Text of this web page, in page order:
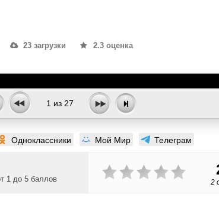
23 загрузки 2.3 оценка
1 из 27
Одноклассники Мой Мир Телеграм
1 до 5 баллов 2